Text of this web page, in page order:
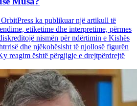
ka publikuar një artikull të
etiketime dhe interpretime, përmes
nismën për ndërtimin e Kishës
dhe njëkohësisht të njollosë figurën
reagim është përgjigje e drejtpërdrejtë